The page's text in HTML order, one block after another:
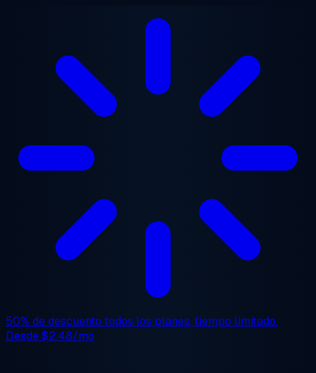
50% de descuento todos los planes, tiempo limitado.
Desde$2.48/mo